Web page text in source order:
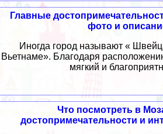
Главные
фото и
Иногда город называют «
Вьетнаме». Благодаря
мягкий и
Что посмотреть в
достопримечательности и